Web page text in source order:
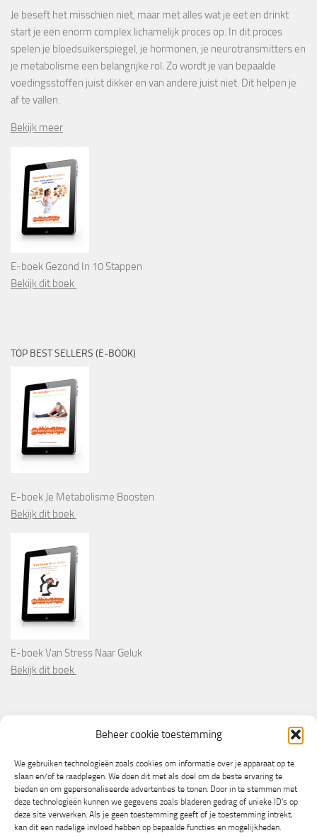
Beheer cookie toestemming
We gebruiken technologieën zoals cookies om informatie over je apparaat op te
slaan en/of te raadplegen. We doen dit met als doel om de beste ervaring te
bieden en om gepersonaliseerde advertenties te tonen. Door in te stemmen met
deze technologieën kunnen we gegevens zoals bladeren gedrag of unieke ID's op
deze site verwerken. Als je geen toestemming geeft of je toestemming intrekt,
kan dit een nadelige invloed hebben op bepaalde functies en mogelijkheden.
Je beseft het misschien niet, maar met alles wat je eet en drinkt
start je een enorm complex lichamelijk proces op. In dit proces
spelen je bloedsuikerspiegel, je hormonen, je neurotransmitters en
je metabolisme een belangrijke rol. Zo wordt je van bepaalde
voedingsstoffen juist dikker en van andere juist niet. Dit helpen je
af te vallen.
Bekijk meer
E-boek Gezond In 10 Stappen
Bekijk dit boek
TOP BEST SELLERS (E-BOOK)
E-boek Je Metabolisme Boosten
Bekijk dit boek
E-boek Van Stress Naar Geluk
Bekijk dit boek